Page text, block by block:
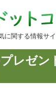
に関する情報サイ
レゼン